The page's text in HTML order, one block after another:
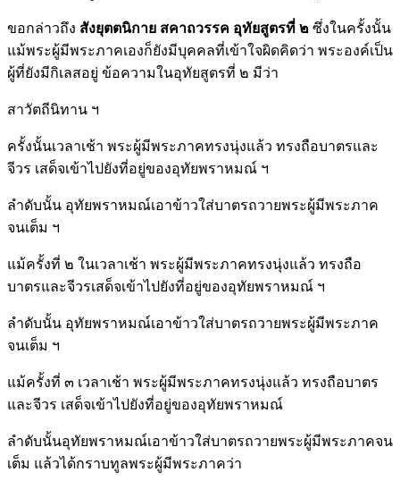
ขอกล่าวถึง สังยุตตนิกาย สคาถวรรค อุทัยสูตรที่ ๒ ซึ่งในครั้งนั้น
แม้พระผู้มีพระภาคเองก็ยังมีบุคคลที่เข้าใจผิดคิดว่า พระองค์เป็น
ผู้ที่ยังมีกิเลสอยู่ ข้อความในอุทัยสูตรที่ ๒ มีว่า
สาวัตถีนิทาน ฯ
ครั้งนั้นเวลาเช้า พระผู้มีพระภาคทรงนุ่งแล้ว ทรงถือบาตรและ
จีวร เสด็จเข้าไปยังที่อยู่ของอุทัยพราหมณ์ ฯ
ลำดับนั้น อุทัยพราหมณ์เอาข้าวใส่บาตรถวายพระผู้มีพระภาค
จนเต็ม ฯ
แม้ครั้งที่ ๒ ในเวลาเช้า พระผู้มีพระภาคทรงนุ่งแล้ว ทรงถือ
บาตรและจีวรเสด็จเข้าไปยังที่อยู่ของอุทัยพราหมณ์ ฯ
ลำดับนั้น อุทัยพราหมณ์เอาข้าวใส่บาตรถวายพระผู้มีพระภาค
จนเต็ม ฯ
แม้ครั้งที่ ๓ เวลาเช้า พระผู้มีพระภาคทรงนุ่งแล้ว ทรงถือบาตร
และจีวร เสด็จเข้าไปยังที่อยู่ของอุทัยพราหมณ์
ลำดับนั้นอุทัยพราหมณ์เอาข้าวใส่บาตรถวายพระผู้มีพระภาคจน
เต็ม แล้วได้กราบทูลพระผู้มีพระภาคว่า